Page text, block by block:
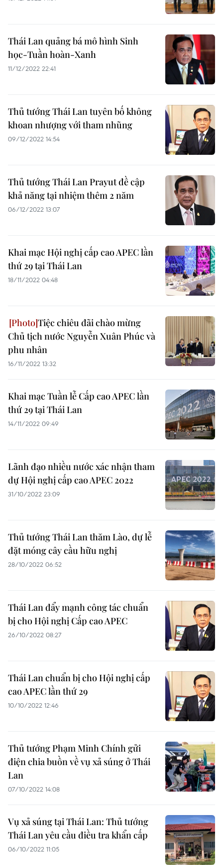
Thái Lan quảng bá mô hình Sinh
học-Tuần hoàn-Xanh
11/12/2022 22:41
Thủ tướng Thái Lan tuyên bố không
khoan nhượng với tham nhũng
09/12/2022 14:54
Thủ tướng Thái Lan Prayut đề cập
khả năng tại nhiệm thêm 2 năm
06/12/2022 13:07
Khai mạc Hội nghị cấp cao APEC lần
thứ 29 tại Thái Lan
18/11/2022 04:48
Tiệc chiêu đãi chào mừng
Chủ tịch nước Nguyễn Xuân Phúc và
phu nhân
16/11/2022 13:32
Khai mạc Tuần lễ Cấp cao APEC lần
thứ 29 tại Thái Lan
14/11/2022 09:49
Lãnh đạo nhiều nước xác nhận tham
dự Hội nghị cấp cao APEC 2022
31/10/2022 23:09
Thủ tướng Thái Lan thăm Lào, dự lễ
đặt móng cây cầu hữu nghị
28/10/2022 06:52
Thái Lan đẩy mạnh công tác chuẩn
bị cho Hội nghị Cấp cao APEC
26/10/2022 08:27
Thái Lan chuẩn bị cho Hội nghị cấp
cao APEC lần thứ 29
10/10/2022 12:46
Thủ tướng Phạm Minh Chính gửi
điện chia buồn về vụ xả súng ở Thái
Lan
07/10/2022 14:08
Vụ xả súng tại Thái Lan: Thủ tướng
Thái Lan yêu cầu điều tra khẩn cấp
06/10/2022 11:05